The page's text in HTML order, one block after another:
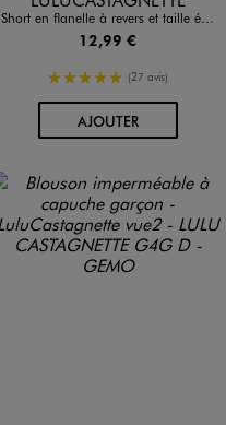
Short en flanelle à revers et taille élastiquée bébé garçon - LuluCastagnette
12,99 €
5/5 de moyenne
(27 avis)
AJOUTERAU PANIER